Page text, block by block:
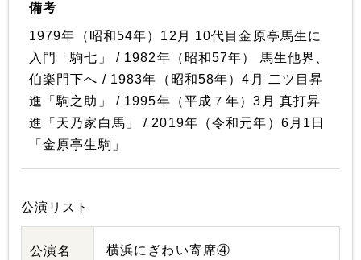
備考
1979年（昭和54年）12月 10代目金原亭馬生に
入門「駒七」 / 1982年（昭和57年） 馬生他界、
伯楽門下へ / 1983年（昭和58年）4月 二ツ目昇
進「駒之助」 / 1995年（平成７年）3月 真打昇
進「天乃家白馬」 / 2019年（令和元年）6月1日
「金原亭生駒」
公演リスト
公演名 横浜にぎわい寄席④